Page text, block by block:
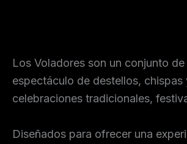
Los Voladores son un conjunto
espectáculo de destellos,
celebraciones tradicionales,
Diseñados para ofrecer una